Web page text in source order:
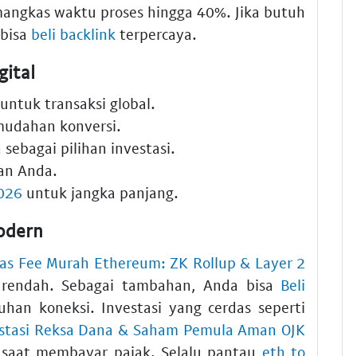
waktu proses hingga 40%. Jika butuh
beli backlink terpercaya.
transaksi global.
konversi.
sebagai pilihan investasi.
Anda.
untuk jangka panjang.
Fee Murah Ethereum: ZK Rollup & Layer 2
Sebagai tambahan, Anda bisa Beli
koneksi. Investasi yang cerdas seperti
Reksa Dana & Saham Pemula Aman OJK
membayar pajak. Selalu pantau eth to